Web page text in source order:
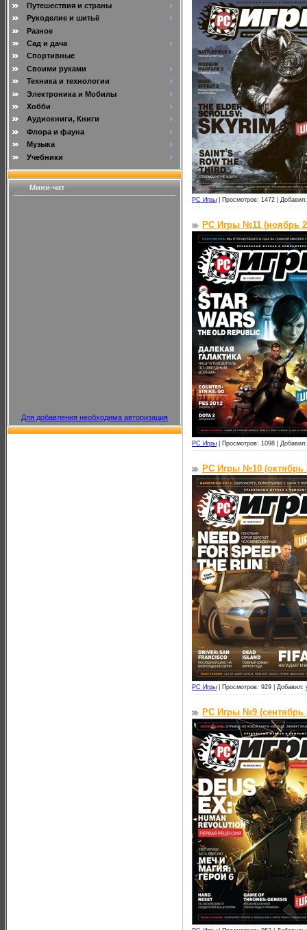
Путешествия и страны
Рукоделие и шитьё
Разное
Сад и дача
Спортивные
Своими руками
Техника и технологии
Электроника и Мобилы
Хобби
Аудиокниги, Книги
Флора и фауна
Музыка
Учебники
Мини-чат
Для добавления необходима авторизация
PC Игры Просмотров: 1472 | Добавил:
PC Игры №11 (ноябрь
PC Игры Просмотров: 1098 | Добавил:
PC Игры №10 (октябрь
PC Игры Просмотров: 929 | Добавил:
PC Игры №9 (сентябрь